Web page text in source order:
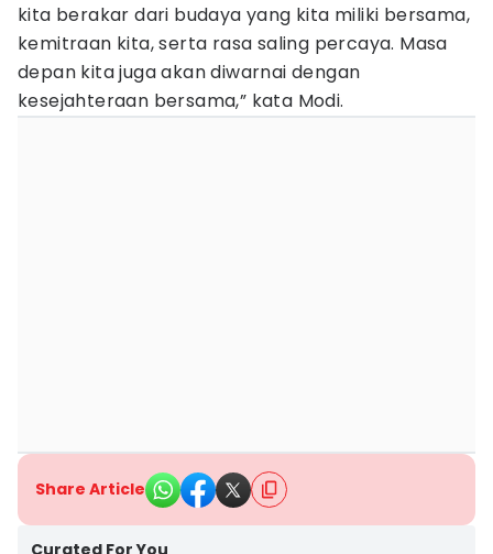
kita berakar dari budaya yang kita miliki bersama,
kemitraan kita, serta rasa saling percaya. Masa
depan kita juga akan diwarnai dengan
kesejahteraan bersama,” kata Modi.
Share Article
Curated For You